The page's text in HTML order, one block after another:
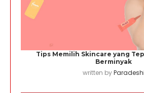
Tips Memilih Skincare yang
Berminyak
written byParadeshi